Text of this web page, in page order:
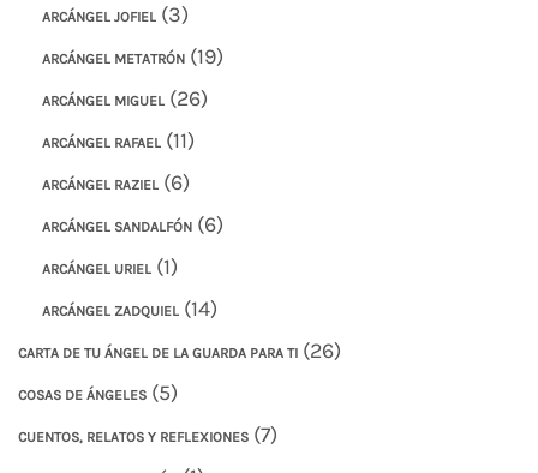
ARCÁNGEL JOFIEL (3)
ARCÁNGEL METATRÓN (19)
ARCÁNGEL MIGUEL (26)
ARCÁNGEL RAFAEL (11)
ARCÁNGEL RAZIEL (6)
ARCÁNGEL SANDALFÓN (6)
ARCÁNGEL URIEL (1)
ARCÁNGEL ZADQUIEL (14)
CARTA DE TU ÁNGEL DE LA GUARDA PARA TI (26)
COSAS DE ÁNGELES (5)
CUENTOS, RELATOS Y REFLEXIONES (7)